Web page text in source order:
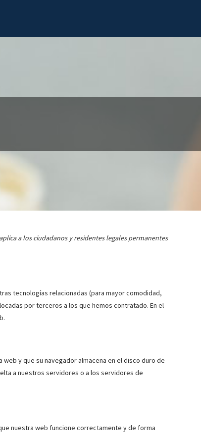
a los ciudadanos y residentes legales permanentes
tecnologías relacionadas (para mayor comodidad,
por terceros a los que hemos contratado. En el
y que su navegador almacena en el disco duro de
a nuestros servidores o a los servidores de
nuestra web funcione correctamente y de forma